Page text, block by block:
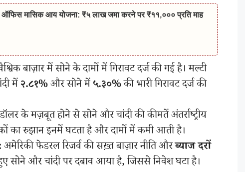
मासिक आय योजना: ₹५ लाख जमा करने पर ₹११,००० प्रति माह
बाज़ार में सोने के दामों में गिरावट दर्ज की गई है। मल्टी
में२.८१%और सोने में५.३०%की भारी गिरावट दर्ज की
के मज़बूत होने से सोने और चांदी की कीमतें अंतर्राष्ट्रीय
का रुझान इनमें घटता है और दामों में कमी आती है।
अमेरिकी फेडरल रिजर्व की सख़्त बाज़ार नीति औरब्याज दरों
सोने और चांदी पर दबाव आया है, जिससे निवेश घटा है।